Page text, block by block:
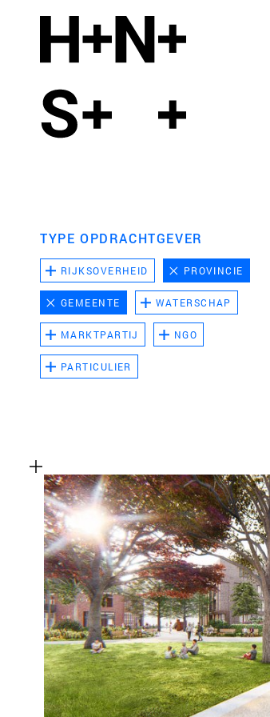
TYPE OPDRACHTGEVER
RIJKSOVERHEID PROVINCIE
GEMEENTE WATERSCHAP
MARKTPARTIJ NGO
PARTICULIER